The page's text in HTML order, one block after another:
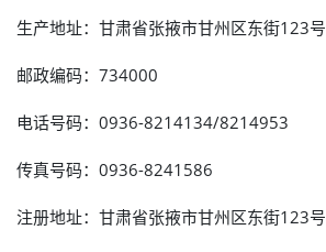
生产地址：甘肃省张掖市甘州区东街123号
邮政编码：734000
电话号码：0936-8214134/8214953
传真号码：0936-8241586
注册地址：甘肃省张掖市甘州区东街123号